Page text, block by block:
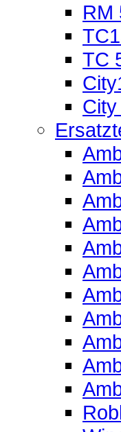
RM
TC